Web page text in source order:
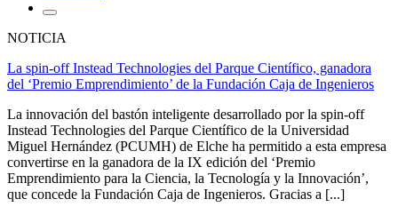
NOTICIA
La spin-off Instead Technologies del Parque Científico, ganadora
del ‘Premio Emprendimiento’ de la Fundación Caja de Ingenieros
La innovación del bastón inteligente desarrollado por la spin-off
Instead Technologies del Parque Científico de la Universidad
Miguel Hernández (PCUMH) de Elche ha permitido a esta empresa
convertirse en la ganadora de la IX edición del ‘Premio
Emprendimiento para la Ciencia, la Tecnología y la Innovación’,
que concede la Fundación Caja de Ingenieros. Gracias a [...]